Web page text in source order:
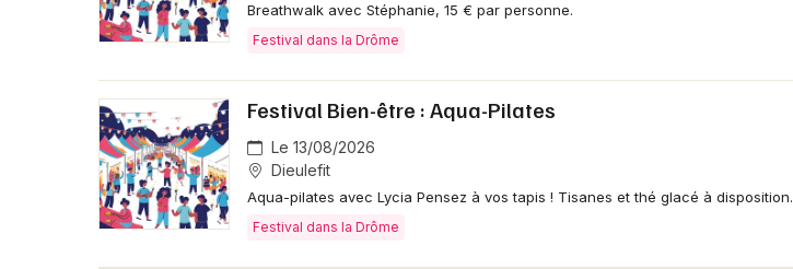
Breathwalk avec Stéphanie, 15 € par personne.
Festival dans la Drôme
Festival Bien-être : Aqua-Pilates
Le 13/08/2026
Dieulefit
Aqua-pilates avec Lycia Pensez à vos tapis ! Tisanes et thé glacé à disposition.
Festival dans la Drôme